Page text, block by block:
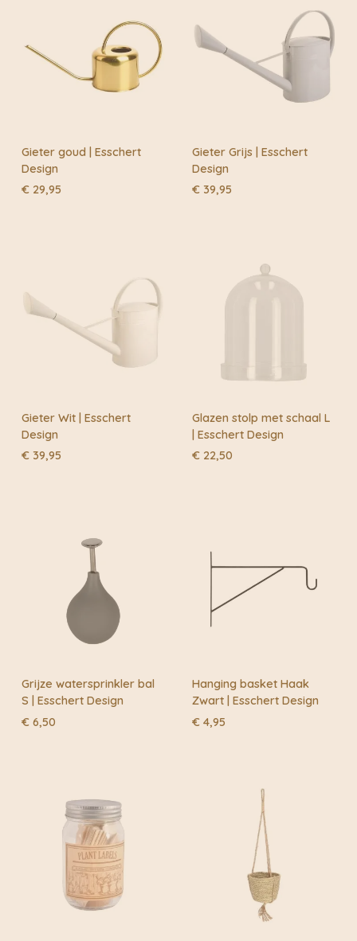
Gieter goud | Esschert
Design
€ 29,95
Gieter Grijs | Esschert
Design
€ 39,95
Gieter Wit | Esschert
Design
€ 39,95
Glazen stolp met schaal L
| Esschert Design
€ 22,50
Grijze watersprinkler bal
S | Esschert Design
€ 6,50
Hanging basket Haak
Zwart | Esschert Design
€ 4,95